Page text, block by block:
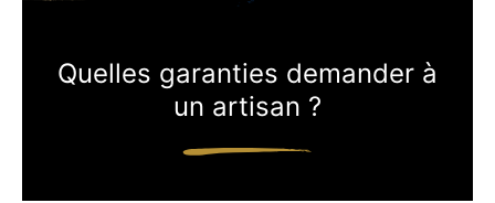
Quelles garanties demander à
un artisan ?